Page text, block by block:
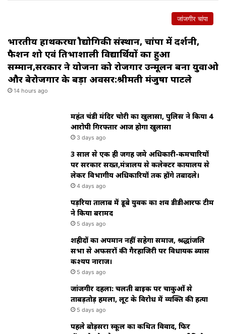
जांजगीर चांपा
भारतीय हाथकरघा प्रौद्योगिकी संस्थान, चांपा में प्रदर्शनी,
फैशन शो एवं प्रतिभाशाली विद्यार्थियों का हुआ
सम्मान,सरकार ने योजना को रोजगार उन्मूलन बना युवाओ
और बेरोजगार के बड़ा अवसर:श्रीमती मंजुषा पाटले
14 hours ago
महंत चंडी मंदिर चोरी का खुलासा, पुलिस ने किया 4
आरोपी गिरफ्तार आज होगा खुलासा
3 days ago
3 साल से एक ही जगह जमे अधिकारी-कर्मचारियों
पर सरकार सख्त,मंत्रालय से कलेक्टर कार्यालय से
लेकर विभागीय अधिकारियों तक होंगे तबादले।
4 days ago
पड़रिया तालाब में डूबे युवक का शव डीडीआरफ टीम
ने किया बरामद
5 days ago
शहीदों का अपमान नहीं सहेगा समाज, श्रद्धांजलि
सभा से अफसरों की गैरहाजिरी पर विधायक ब्यास
कश्यप नाराज।
5 days ago
जांजगीर दहला: चलती बाइक पर चाकुओं से
ताबड़तोड़ हमला, लूट के विरोध में व्यक्ति की हत्या
5 days ago
पहले बोड़सरा स्कूल का कथित विवाद, फिर